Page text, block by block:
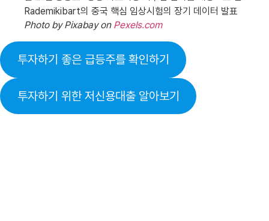
Photo by Pixabay on Pexels.com
투자하기 좋은 급등주를 확인하기
투자하기 위한 저신용대출 알아보기